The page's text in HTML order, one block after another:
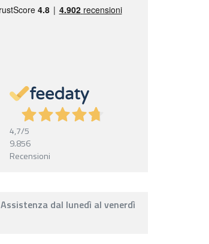
4,7/5
9.856
Recensioni
Assistenza dal lunedì al venerdì